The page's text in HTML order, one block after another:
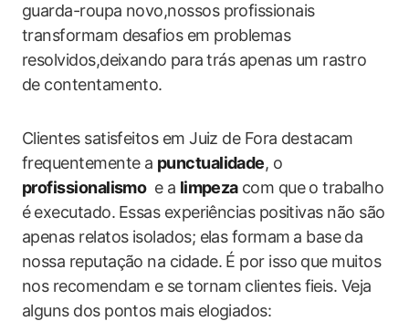
guarda-roupa novo,nossos profissionais
transformam desafios em problemas
resolvidos,deixando ⁣para⁣ trás apenas​ um rastro
de contentamento.
Clientes satisfeitos em Juiz de​ Fora destacam
frequentemente a punctualidade, o
profissionalismo⁢ e a limpeza⁣com que o trabalho
é ⁣executado.⁣ Essas experiências ‌positivas não são
apenas relatos isolados; elas ‌formam⁣ a base⁢ da‌
nossa reputação na cidade. É por isso ‌que ​muitos
nos recomendam e se tornam clientes fieis.‌ Veja
alguns‍ dos pontos mais​ elogiados: